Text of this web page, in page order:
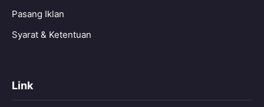
Pasang Iklan
Syarat & Ketentuan
Link